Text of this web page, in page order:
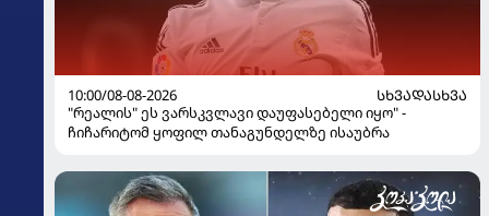
10:00/08-08-2026
ᲡᲮᲕᲐᲓᲐᲡᲮᲕᲐ
"რეალის" ეს ვარსკვლავი დაუფასებელი იყო" -
ჩიჩარიტომ ყოფილ თანაგუნდელზე ისაუბრა